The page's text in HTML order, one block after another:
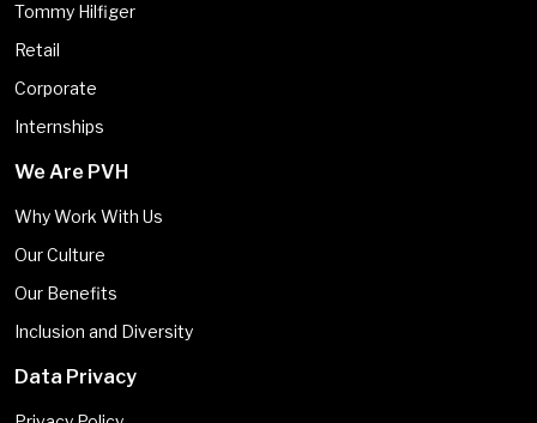
Tommy Hilfiger
Retail
Corporate
Internships
We Are PVH
Why Work With Us
Our Culture
Our Benefits
Inclusion and Diversity
Data Privacy